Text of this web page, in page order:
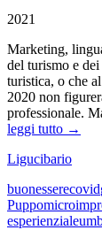
2021
Marketing,
del turismo e
turistica, o che
2020 non
professionale.
leggi tutto →
Ligucibario
buonesserecovid
Puppo
esperienziale